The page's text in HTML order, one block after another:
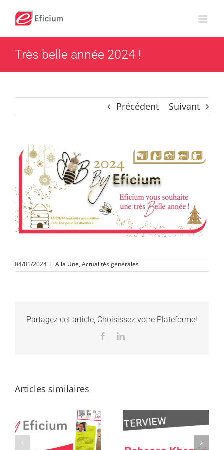
contenu
Très belle année 2024 !
Précédent Suivant
04/01/2024 | A la Une, Actualités générales
Partagez cet article, Choisissez votre Plateforme!
FacebookLinkedIn
Articles similaires